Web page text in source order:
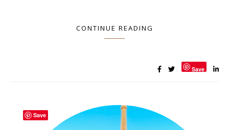
CONTINUE READING
Save
Save